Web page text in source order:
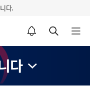
다.
알림설정 바로가기 검색 바로가기 메뉴 열기
다